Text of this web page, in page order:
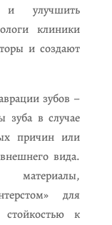
и улучшить
клиники
и создают
зубов –
зуба в случае
причин или
вида.
материалы,
для
стойкостью к